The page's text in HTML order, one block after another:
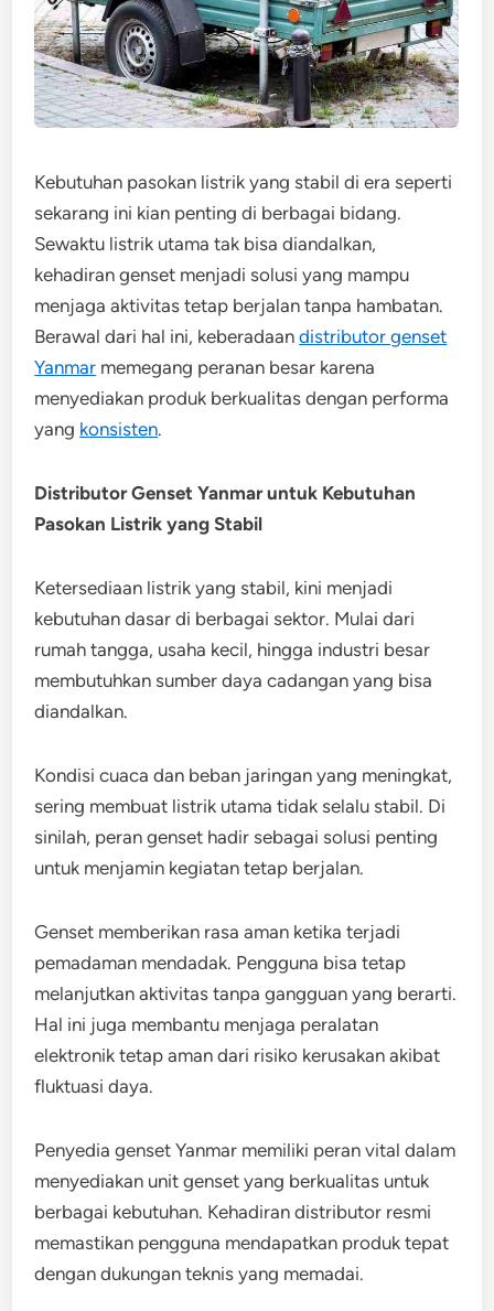
Kebutuhan pasokan listrik yang stabil di era seperti
sekarang ini kian penting di berbagai bidang.
Sewaktu listrik utama tak bisa diandalkan,
kehadiran genset menjadi solusi yang mampu
menjaga aktivitas tetap berjalan tanpa hambatan.
Berawal dari hal ini, keberadaandistributor genset
Yanmar memegang peranan besar karena
menyediakan produk berkualitas dengan performa
yang konsisten.
Distributor Genset Yanmar untuk Kebutuhan
Pasokan Listrik yang Stabil
Ketersediaan listrik yang stabil, kini menjadi
kebutuhan dasar di berbagai sektor. Mulai dari
rumah tangga, usaha kecil, hingga industri besar
membutuhkan sumber daya cadangan yang bisa
diandalkan.
Kondisi cuaca dan beban jaringan yang meningkat,
sering membuat listrik utama tidak selalu stabil. Di
sinilah, peran genset hadir sebagai solusi penting
untuk menjamin kegiatan tetap berjalan.
Genset memberikan rasa aman ketika terjadi
pemadaman mendadak. Pengguna bisa tetap
melanjutkan aktivitas tanpa gangguan yang berarti.
Hal ini juga membantu menjaga peralatan
elektronik tetap aman dari risiko kerusakan akibat
fluktuasi daya.
Penyedia genset Yanmar memiliki peran vital dalam
menyediakan unit genset yang berkualitas untuk
berbagai kebutuhan. Kehadiran distributor resmi
memastikan pengguna mendapatkan produk tepat
dengan dukungan teknis yang memadai.